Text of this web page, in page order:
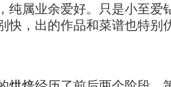
纯属业余爱好。只是小至爱
快，出的作品和菜谱也特别